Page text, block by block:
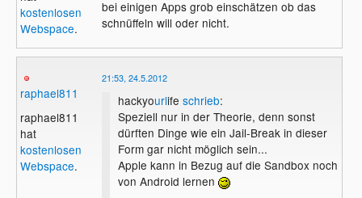
kostenlosen
Webspace.
bei einigen Apps grob einschätzen ob das
schnüffeln will oder nicht.
raphael811
raphael811
hat
kostenlosen
Webspace.
21:53, 24.5.2012
hackyourlife schrieb:
Speziell nur in der Theorie, denn sonst
dürften Dinge wie ein Jail-Break in dieser
Form gar nicht möglich sein...
Apple kann in Bezug auf die Sandbox noch
von Android lernen